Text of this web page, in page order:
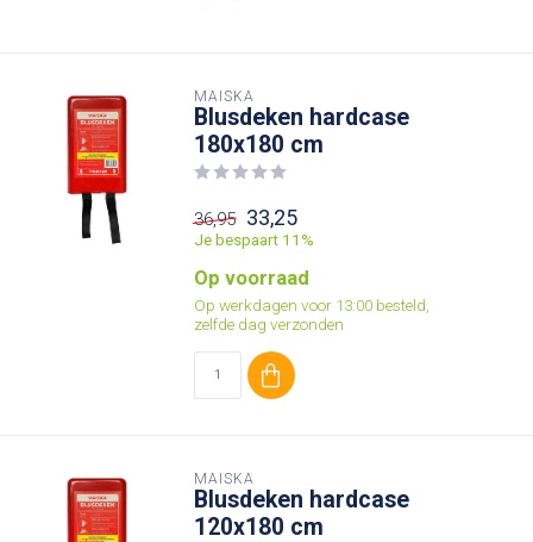
MAISKA
Blusdeken hardcase
180x180 cm
36,95 33,25
Je bespaart 11%
Op voorraad
Op werkdagen voor 13:00 besteld,
zelfde dag verzonden
MAISKA
Blusdeken hardcase
120x180 cm